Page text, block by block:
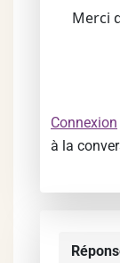
Merci
Connexion
à la